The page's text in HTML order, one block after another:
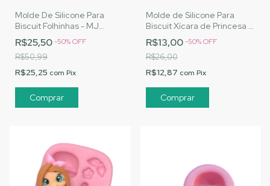
Molde De Silicone Para
Biscuit Folhinhas - MJ
Artesanatos |Cód. 1975
R$25,50-50%OFF
R$50,99
R$25,25 com Pix
Molde de Silicone Para
Biscuit Xícara de Princesa -
MJ Artesanatos |Cód. 3194
R$13,00-50%OFF
R$26,00
R$12,87 com Pix